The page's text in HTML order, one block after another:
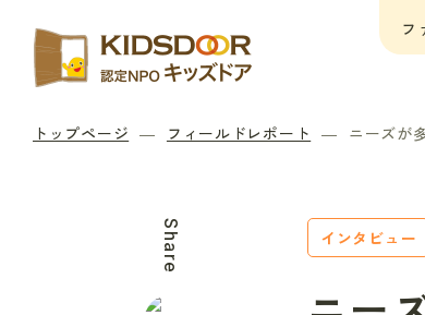
フ
トップページ フィールドレポート ニーズが
Share インタビュー